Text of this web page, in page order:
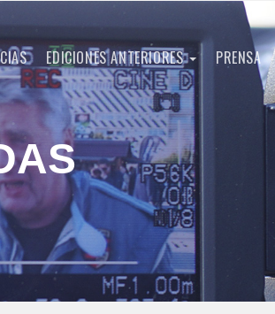
EDICIONES ANTERIORES PRENSA